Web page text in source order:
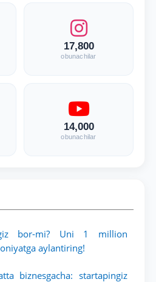
17,800
obunachilar
14,000
obunachilar
bor-mi? Uni 1 million
aylantiring!
biznesgacha: startapingiz